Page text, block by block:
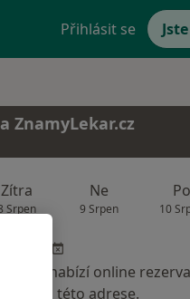
Přihlásit se
ZnamyLekar.cz
Zítra
Srpen
Ne
9 Srpen
Po
10
nenabízí online
na této adrese.